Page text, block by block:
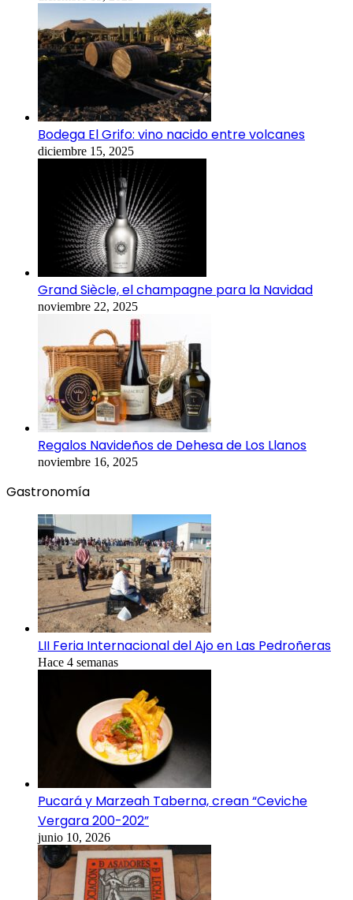
Bodega El Grifo: vino nacido entre volcanes
diciembre 15, 2025
Grand Siècle, el champagne para la Navidad
noviembre 22, 2025
Regalos Navideños de Dehesa de Los Llanos
noviembre 16, 2025
Gastronomía
LII Feria Internacional del Ajo en Las Pedroñeras
Hace 4 semanas
Pucará y Marzeah Taberna, crean “Ceviche
Vergara 200-202”
junio 10, 2026